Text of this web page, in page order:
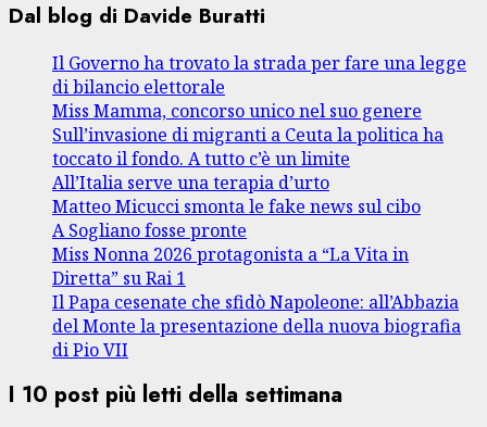
Dal blog di Davide Buratti
Il Governo ha trovato la strada per fare una legge
di bilancio elettorale
Miss Mamma, concorso unico nel suo genere
Sull’invasione di migranti a Ceuta la politica ha
toccato il fondo. A tutto c’è un limite
All’Italia serve una terapia d’urto
Matteo Micucci smonta le fake news sul cibo
A Sogliano fosse pronte
Miss Nonna 2026 protagonista a “La Vita in
Diretta” su Rai 1
Il Papa cesenate che sfidò Napoleone: all’Abbazia
del Monte la presentazione della nuova biografia
di Pio VII
I 10 post più letti della settimana